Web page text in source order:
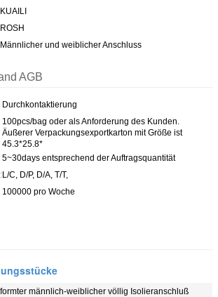
KUAILI
ROSH
Männlicher und weiblicher Anschluss
AGB
Durchkontaktierung
100pcs/bag oder als Anforderung des Kunden.
Äußerer Verpackungsexportkarton mit Größe ist
45.3*25.8*
5~30days entsprechend der Auftragsquantität
L/C, D/P, D/A, T/T,
100000 pro Woche
männlich-weiblicher völlig Isolieranschluß